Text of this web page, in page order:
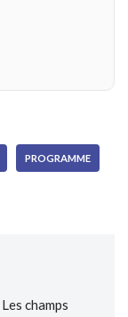
PROGRAMME
Les champs